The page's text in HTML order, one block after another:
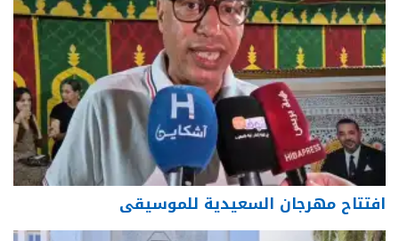
افتتاح مهرجان السعيدية للموسيقى